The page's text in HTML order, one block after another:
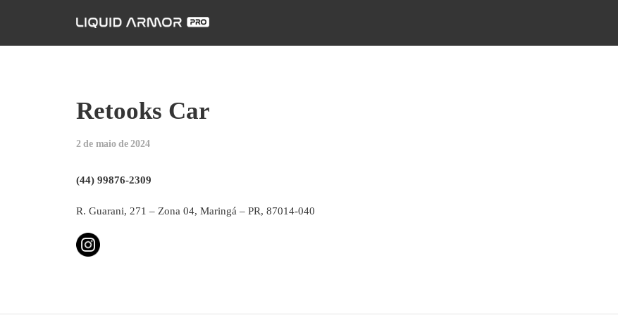
Retooks Car
2 de maio de 2024
(44) 99876-2309
R. Guarani, 271 – Zona 04, Maringá – PR, 87014-040